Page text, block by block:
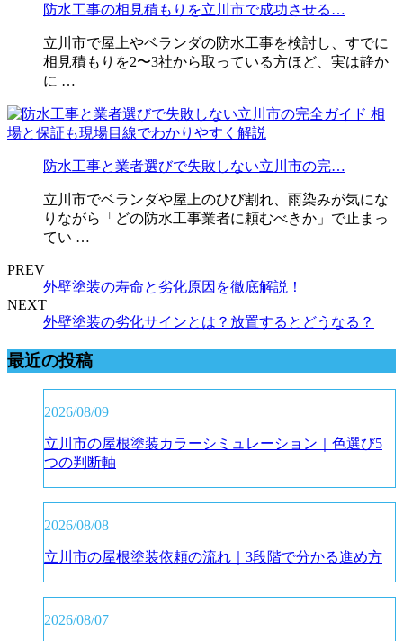
防水工事の相見積もりを立川市で成功させる…
立川市で屋上やベランダの防水工事を検討し、すでに
相見積もりを2〜3社から取っている方ほど、実は静か
に …
防水工事と業者選びで失敗しない立川市の完…
立川市でベランダや屋上のひび割れ、雨染みが気にな
りながら「どの防水工事業者に頼むべきか」で止まっ
てい …
PREV
外壁塗装の寿命と劣化原因を徹底解説！
NEXT
外壁塗装の劣化サインとは？放置するとどうなる？
最近の投稿
2026/08/09
立川市の屋根塗装カラーシミュレーション｜色選び5
つの判断軸
2026/08/08
立川市の屋根塗装依頼の流れ｜3段階で分かる進め方
2026/08/07